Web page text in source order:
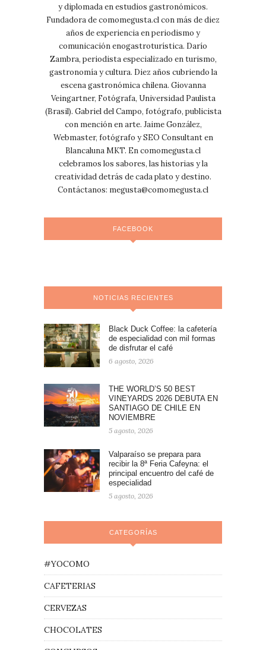
y diplomada en estudios gastronómicos.
Fundadora de comomegusta.cl con más de diez
años de experiencia en periodismo y
comunicación enogastroturística. Darío
Zambra, periodista especializado en turismo,
gastronomía y cultura. Diez años cubriendo la
escena gastronómica chilena. Giovanna
Veingartner, Fotógrafa, Universidad Paulista
(Brasil). Gabriel del Campo, fotógrafo, publicista
con mención en arte. Jaime González,
Webmaster, fotógrafo y SEO Consultant en
Blancaluna MKT. En comomegusta.cl
celebramos los sabores, las historias y la
creatividad detrás de cada plato y destino.
Contáctanos: megusta@comomegusta.cl
FACEBOOK
NOTICIAS RECIENTES
Black Duck Coffee: la cafetería
de especialidad con mil formas
de disfrutar el café
6 agosto, 2026
THE WORLD’S 50 BEST
VINEYARDS 2026 DEBUTA EN
SANTIAGO DE CHILE EN
NOVIEMBRE
5 agosto, 2026
Valparaíso se prepara para
recibir la 8ª Feria Cafeyna: el
principal encuentro del café de
especialidad
5 agosto, 2026
CATEGORÍAS
#YOCOMO
CAFETERIAS
CERVEZAS
CHOCOLATES